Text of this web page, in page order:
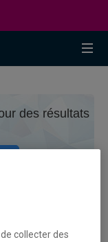
des résultats
collecter des